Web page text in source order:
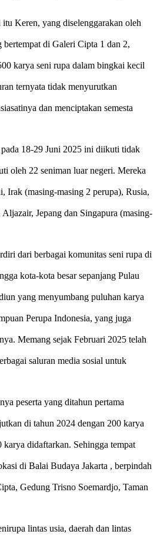
Keren, yang diselenggarakan oleh
di Galeri Cipta 1 dan 2,
karya seni rupa dalam bingkai kecil
ternyata tidak menyurutkan
dan menciptakan semesta
18-29 Juni 2025 ini diikuti tidak
oleh 22 seniman luar negeri. Mereka
Irak (masing-masing 2 perupa), Rusia,
Jepang dan Singapura (masing-
dari berbagai komunitas seni rupa di
kota-kota besar sepanjang Pulau
yang menyumbang puluhan karya
Perupa Indonesia, yang juga
Memang sejak Februari 2025 telah
saluran media sosial untuk
peserta yang ditahun pertama
di tahun 2024 dengan 200 karya
didaftarkan. Sehingga tempat
di Balai Budaya Jakarta , berpindah
Gedung Trisno Soemardjo, Taman
lintas usia, daerah dan lintas